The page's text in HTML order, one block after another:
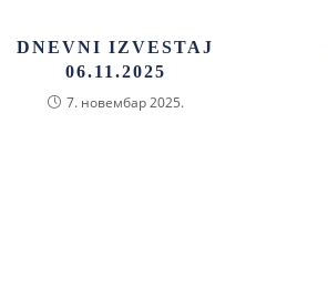
DNEVNI IZVESTAJ
06.11.2025
7. новембар 2025.